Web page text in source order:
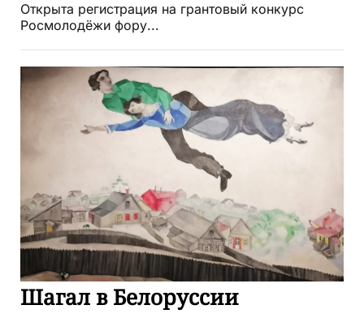
Открыта регистрация на грантовый конкурс
Росмолодёжи фору...
Шагал в Белоруссии